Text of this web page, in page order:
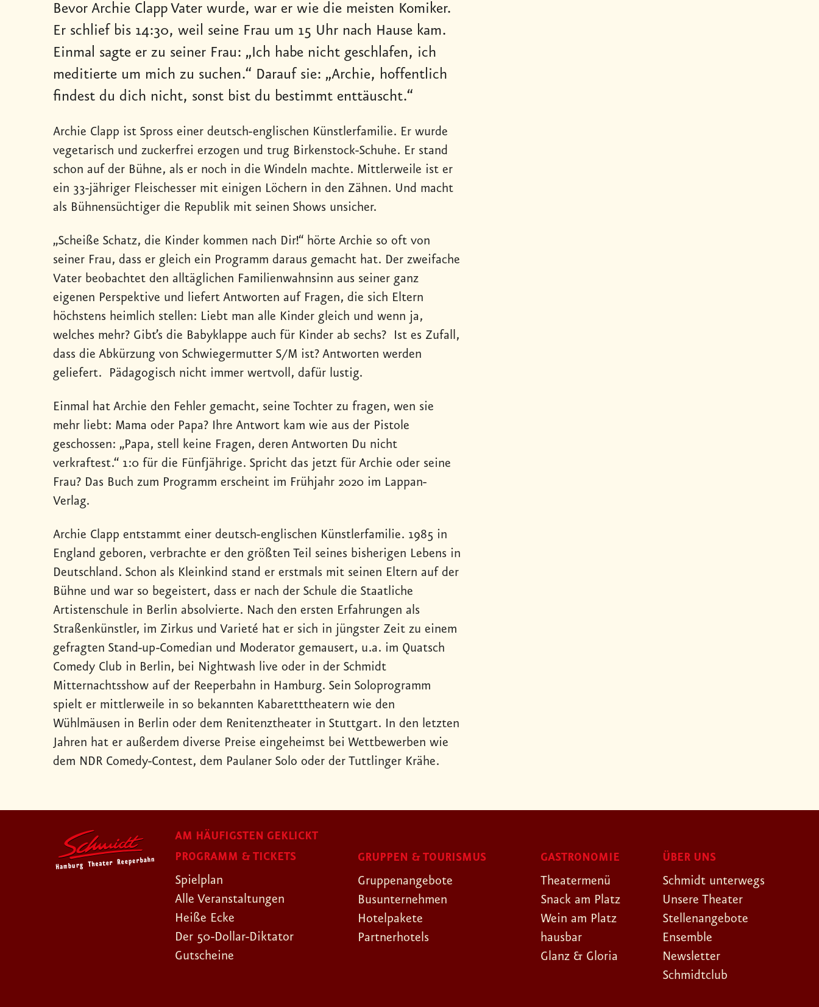
Bevor Archie Clapp Vater wurde, war er wie die meisten Komiker.
Er schlief bis 14:30, weil seine Frau um 15 Uhr nach Hause kam.
Einmal sagte er zu seiner Frau: „Ich habe nicht geschlafen, ich
meditierte um mich zu suchen.“ Darauf sie: „Archie, hoffentlich
findest du dich nicht, sonst bist du bestimmt enttäuscht.“
Archie Clapp ist Spross einer deutsch-englischen Künstlerfamilie. Er wurde
vegetarisch und zuckerfrei erzogen und trug Birkenstock-Schuhe. Er stand
schon auf der Bühne, als er noch in die Windeln machte. Mittlerweile ist er
ein 33-jähriger Fleischesser mit einigen Löchern in den Zähnen. Und macht
als Bühnensüchtiger die Republik mit seinen Shows unsicher.
„Scheiße Schatz, die Kinder kommen nach Dir!“ hörte Archie so oft von
seiner Frau, dass er gleich ein Programm daraus gemacht hat. Der zweifache
Vater beobachtet den alltäglichen Familienwahnsinn aus seiner ganz
eigenen Perspektive und liefert Antworten auf Fragen, die sich Eltern
höchstens heimlich stellen: Liebt man alle Kinder gleich und wenn ja,
welches mehr? Gibt’s die Babyklappe auch für Kinder ab sechs? Ist es Zufall,
dass die Abkürzung von Schwiegermutter S/M ist? Antworten werden
geliefert. Pädagogisch nicht immer wertvoll, dafür lustig.
Einmal hat Archie den Fehler gemacht, seine Tochter zu fragen, wen sie
mehr liebt: Mama oder Papa? Ihre Antwort kam wie aus der Pistole
geschossen: „Papa, stell keine Fragen, deren Antworten Du nicht
verkraftest.“ 1:0 für die Fünfjährige. Spricht das jetzt für Archie oder seine
Frau? Das Buch zum Programm erscheint im Frühjahr 2020 im Lappan-
Verlag.
Archie Clapp entstammt einer deutsch-englischen Künstlerfamilie. 1985 in
England geboren, verbrachte er den größten Teil seines bisherigen Lebens in
Deutschland. Schon als Kleinkind stand er erstmals mit seinen Eltern auf der
Bühne und war so begeistert, dass er nach der Schule die Staatliche
Artistenschule in Berlin absolvierte. Nach den ersten Erfahrungen als
Straßenkünstler, im Zirkus und Varieté hat er sich in jüngster Zeit zu einem
gefragten Stand-up-Comedian und Moderator gemausert, u.a. im Quatsch
Comedy Club in Berlin, bei Nightwash live oder in der Schmidt
Mitternachtsshow auf der Reeperbahn in Hamburg. Sein Soloprogramm
spielt er mittlerweile in so bekannten Kabaretttheatern wie den
Wühlmäusen in Berlin oder dem Renitenztheater in Stuttgart. In den letzten
Jahren hat er außerdem diverse Preise eingeheimst bei Wettbewerben wie
dem NDR Comedy-Contest, dem Paulaner Solo oder der Tuttlinger Krähe.
AM HÄUFIGSTEN GEKLICKT
PROGRAMM & TICKETS
Spielplan
Alle Veranstaltungen
Heiße Ecke
Der 50-Dollar-Diktator
Gutscheine
GRUPPEN & TOURISMUS
Gruppenangebote
Busunternehmen
Hotelpakete
Partnerhotels
GASTRONOMIE
Theatermenü
Snack am Platz
Wein am Platz
hausbar
Glanz & Gloria
ÜBER UNS
Schmidt unterwegs
Unsere Theater
Stellenangebote
Ensemble
Newsletter
Schmidtclub